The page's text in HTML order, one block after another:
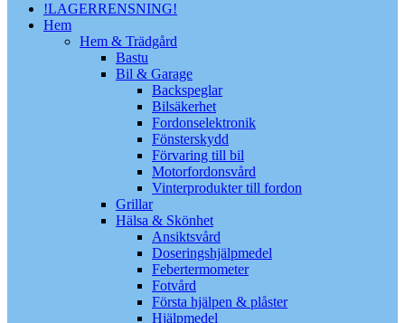
!LAGERRENSNING!
Hem
Hem & Trädgård
Bastu
Bil & Garage
Backspeglar
Bilsäkerhet
Fordonselektronik
Fönsterskydd
Förvaring till bil
Motorfordonsvård
Vinterprodukter till fordon
Grillar
Hälsa & Skönhet
Ansiktsvård
Doseringshjälpmedel
Febertermometer
Fotvård
Första hjälpen & plåster
Hjälpmedel